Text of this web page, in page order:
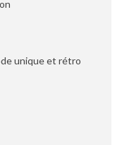
unique et rétro